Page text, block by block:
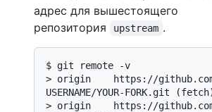
адрес для вышестоящего
репозитория
upstream .
$ git remote -v
> origin    https://github.com/
USERNAME/YOUR-FORK.git
> origin    https://github.com/